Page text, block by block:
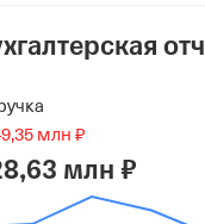
Владимир
₽ (50%)
бизнес
регистрации
млн ₽
млн ₽